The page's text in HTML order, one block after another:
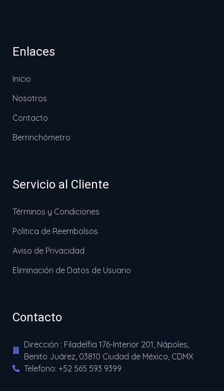
Enlaces
Inicio
Nosotros
Contacto
Berrinchómetro
Servicio al Cliente
Términos y Condiciones
Politica de Reembolsos
Aviso de Privacidad
Eliminación de Datos de Usuario
Contacto
Dirección : Filadelfia 176-Interior 201, Nápoles,
Benito Juárez, 03810 Ciudad de México, CDMX
Telefono: +52 565 593 9399